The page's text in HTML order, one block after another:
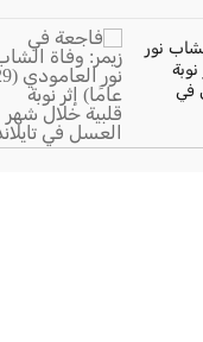
نور
إثر نوبة
في